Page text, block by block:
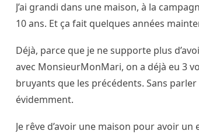
J’ai grandi dans une maison, à la
10 ans. Et ça fait quelques années
Déjà, parce que je ne supporte plus
avec MonsieurMonMari, on a déjà eu 3
bruyants que les précédents. Sans
évidemment.
Je rêve d’avoir une maison pour avoir